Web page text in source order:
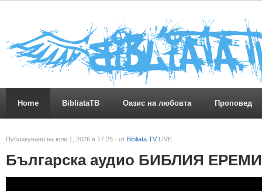
Home BibliataTB Оазис на любовта Проповед
Публикувано на юли 1, 2026 в 17:25 · от Bibliata.TV LIVE
Българска аудио БИБЛИЯ